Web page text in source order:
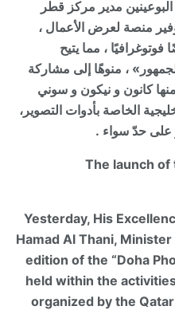
مدير مركز قطر
منصة لعرض الأعمال ،
أكثر من 30 معرضًا فوتوغرافيًا ، مما يتيح
، منوهًا إلى مشاركة
‏كانون‏ و ‏نيكون و ‏سوني‏
الخاصة بأدوات التصوير،
على حدّ سواء .
The launch
Yesterday, His
Hamad Al Thani,
edition of the “Doha
held within the
organized by the